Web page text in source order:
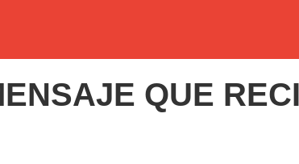
QUE